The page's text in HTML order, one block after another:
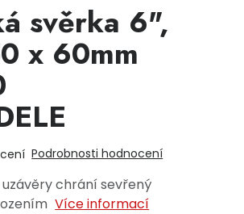
svěrka 6",
x 60mm
Podrobnosti hodnocení
chrání sevřený
Více informací